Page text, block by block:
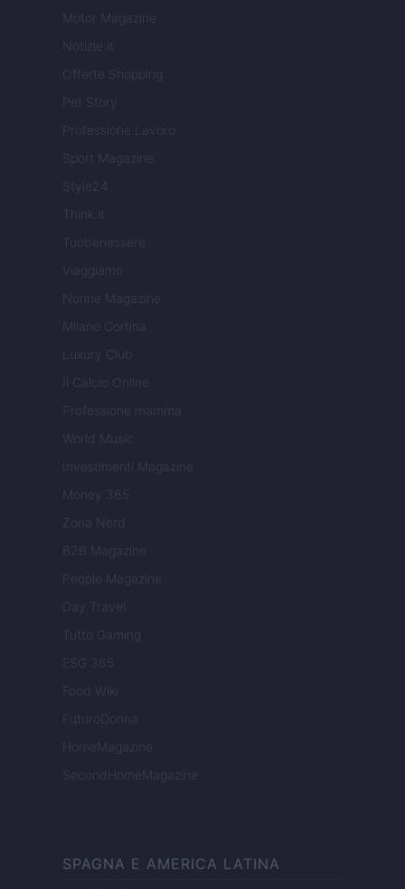
Motor Magazine
Notizie.it
Offerte Shopping
Pet Story
Professione Lavoro
Sport Magazine
Style24
Think.it
Tuobenessere
Viaggiamo
Nonne Magazine
Milano Cortina
Luxury Club
Il Calcio Online
Professione mamma
World Music
Investimenti Magazine
Money 365
Zona Nerd
B2B Magazine
People Magazine
Day Travel
Tutto Gaming
ESG 365
Food Wiki
FuturoDonna
HomeMagazine
SecondHomeMagazine
SPAGNA E AMERICA LATINA